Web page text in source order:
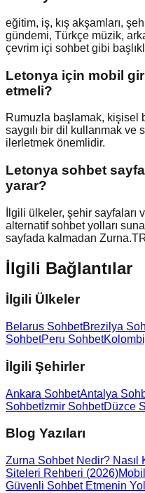
eğitim, iş, kış akşamları,
gündemi, Türkçe müzik,
çevrim içi sohbet gibi
Letonya için mobil
etmeli?
Rumuzla başlamak, kişisel
saygılı bir dil kullanmak ve
ilerletmek önemlidir.
Letonya sohbet
yarar?
İlgili ülkeler, şehir sayfaları
alternatif sohbet yolları
sayfada kalmadan
İlgili Bağlantılar
İlgili Ülkeler
Belarus SohbetBrezilya
SohbetPeru Sohbet
İlgili Şehirler
Ankara SohbetAntalya
Sohbetİzmir SohbetDüzce
Blog Yazıları
Zurna Sohbet Nedir? Nasıl
Siteleri Rehberi (2026)
Güvenli Sohbet Etmenin